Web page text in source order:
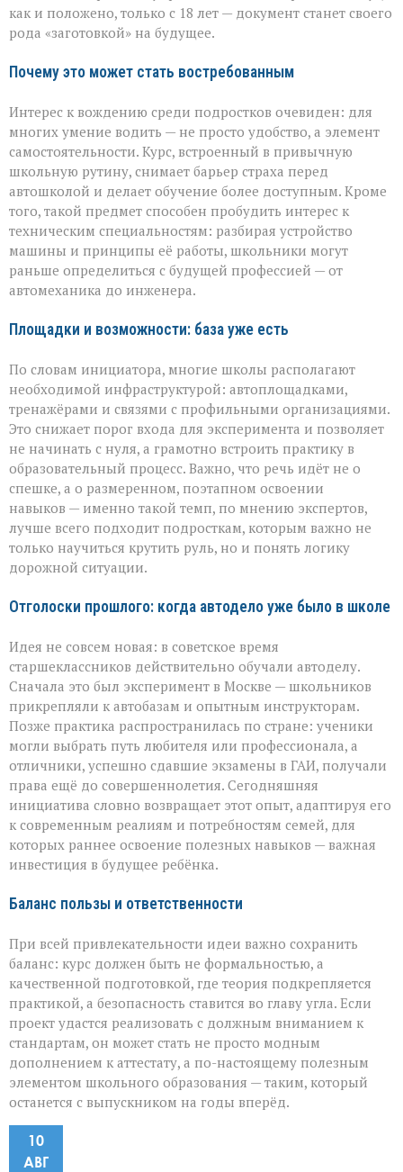
как и положено, только с 18 лет — документ станет своего
рода «заготовкой» на будущее.
Почему это может стать востребованным
Интерес к вождению среди подростков очевиден: для
многих умение водить — не просто удобство, а элемент
самостоятельности. Курс, встроенный в привычную
школьную рутину, снимает барьер страха перед
автошколой и делает обучение более доступным. Кроме
того, такой предмет способен пробудить интерес к
техническим специальностям: разбирая устройство
машины и принципы её работы, школьники могут
раньше определиться с будущей профессией — от
автомеханика до инженера.
Площадки и возможности: база уже есть
По словам инициатора, многие школы располагают
необходимой инфраструктурой: автоплощадками,
тренажёрами и связями с профильными организациями.
Это снижает порог входа для эксперимента и позволяет
не начинать с нуля, а грамотно встроить практику в
образовательный процесс. Важно, что речь идёт не о
спешке, а о размеренном, поэтапном освоении
навыков — именно такой темп, по мнению экспертов,
лучше всего подходит подросткам, которым важно не
только научиться крутить руль, но и понять логику
дорожной ситуации.
Отголоски прошлого: когда автодело уже было в школе
Идея не совсем новая: в советское время
старшеклассников действительно обучали автоделу.
Сначала это был эксперимент в Москве — школьников
прикрепляли к автобазам и опытным инструкторам.
Позже практика распространилась по стране: ученики
могли выбрать путь любителя или профессионала, а
отличники, успешно сдавшие экзамены в ГАИ, получали
права ещё до совершеннолетия. Сегодняшняя
инициатива словно возвращает этот опыт, адаптируя его
к современным реалиям и потребностям семей, для
которых раннее освоение полезных навыков — важная
инвестиция в будущее ребёнка.
Баланс пользы и ответственности
При всей привлекательности идеи важно сохранить
баланс: курс должен быть не формальностью, а
качественной подготовкой, где теория подкрепляется
практикой, а безопасность ставится во главу угла. Если
проект удастся реализовать с должным вниманием к
стандартам, он может стать не просто модным
дополнением к аттестату, а по-настоящему полезным
элементом школьного образования — таким, который
останется с выпускником на годы вперёд.
10
АВГ